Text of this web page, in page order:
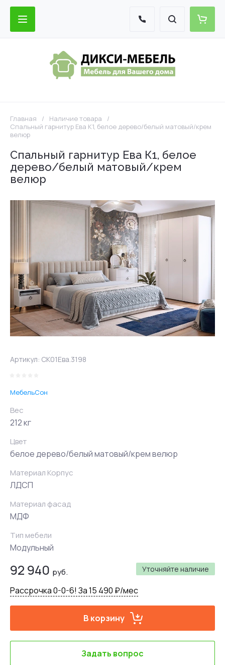
Главная / Наличие товара
/
Спальный гарнитур Ева К1, белое дерево/белый матовый/крем
велюр
Спальный гарнитур Ева К1, белое
дерево/белый матовый/крем
велюр
Артикул: СК01Ева.3198
МебельСон
Вес
212 кг
Цвет
белое дерево/белый матовый/крем велюр
Материал Корпус
ЛДСП
Материал фасад
МДФ
Тип мебели
Модульный
Уточняйте наличие
92 940 руб.
Рассрочка 0-0-6! За 15 490 ₽/мес
В корзину
Задать вопрос